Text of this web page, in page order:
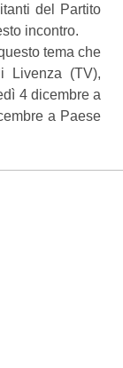
del Partito
incontro.
tema che
Livenza (TV),
4 dicembre a
a Paese